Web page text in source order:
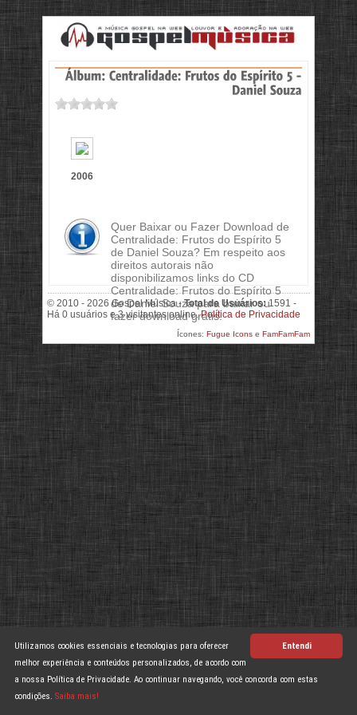
2006
Quer Baixar ou Fazer Download de
Centralidade: Frutos do Espírito 5
de Daniel Souza? Em respeito aos
direitos autorais não
disponibilizamos links do CD
Centralidade: Frutos do Espírito 5
de Daniel Souza para baixar ou
fazer download grátis.
© 2010 - 2026 Gospel Música -Total de Usuários:1591 -
Há 0 usuários e 3 visitantes online.Política de Privacidade
Ícones: Fugue Icons e FamFamFam
Entendi
Utilizamos cookies essenciais e tecnologias para oferecer
melhor experiência e conteúdos personalizados, de acordo com
a nossa Política de Privacidade. Ao continuar navegando, você concorda com estas
condições. Saiba mais!